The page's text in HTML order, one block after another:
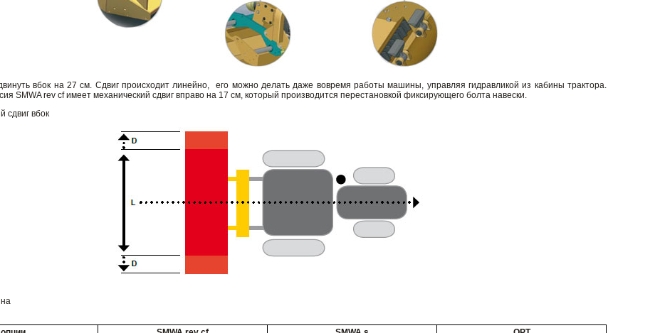
вбок на 27 см. Сдвиг происходит линейно, его можно делать даже вовремя работы машины, управляя гидравликой из кабины трактора.
SMWA rev cf имеет механический сдвиг вправо на 17 см, который производится перестановкой фиксирующего болта навески.
сдвиг вбок